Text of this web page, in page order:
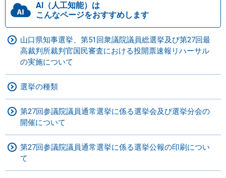
AI（人工知能）は
こんなページをおすすめします
山口県知事選挙、第51回衆議院議員総選挙及び第27回最
高裁判所裁判官国民審査における投開票速報リハーサル
の実施について
選挙の種類
第27回参議院議員通常選挙に係る選挙会及び選挙分会の
開催について
第27回参議院議員通常選挙に係る選挙公報の印刷につい
て